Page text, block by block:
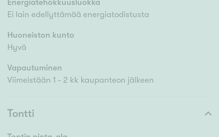
Energiatehokkuusluokka
Ei lain edellyttämää energiatodistusta
Huoneiston kunto
Hyvä
Vapautuminen
Viimeistään 1 - 2 kk kaupanteon jälkeen
Tontti